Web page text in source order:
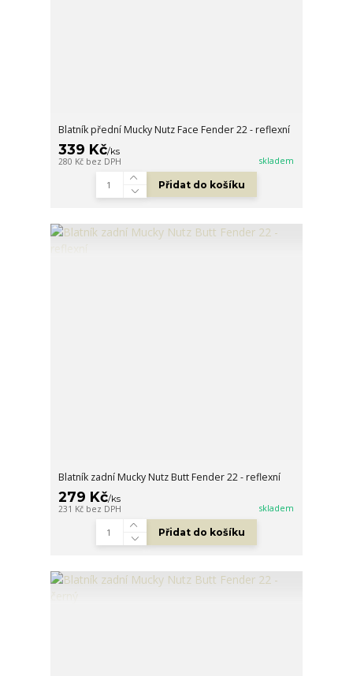
Blatník přední Mucky Nutz Face Fender 22 - reflexní
339 Kč/ks
280 Kč bez DPH skladem
Přidat do košíku
Blatník zadní Mucky Nutz Butt Fender 22 - reflexní
279 Kč/ks
231 Kč bez DPH skladem
Přidat do košíku